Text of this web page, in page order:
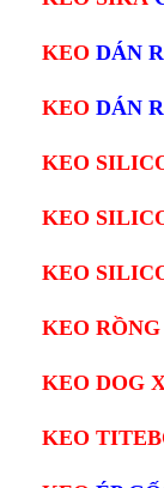
KEO DÁN
KEO DÁN
KEO
KEO
KEO
KEO
KEO DOG
KEO